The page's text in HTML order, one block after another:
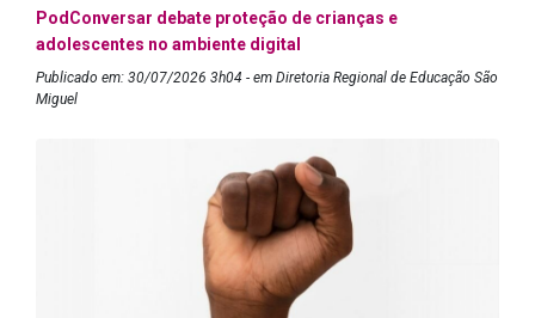
PodConversar debate proteção de crianças e
adolescentes no ambiente digital
Publicado em: 30/07/2026 3h04 - em Diretoria Regional de Educação São
Miguel